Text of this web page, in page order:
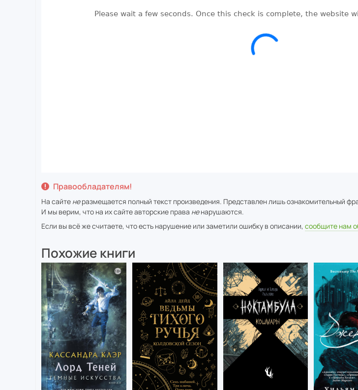
Правообладателям!
На сайте неразмещается полный текст произведения. Представлен лишь ознакомительный
И мы верим, что на их сайте авторские права ненарушаются.
Если вы всё же считаете, что есть нарушение или заметили ошибку в описании, сообщите нам
Похожие книги